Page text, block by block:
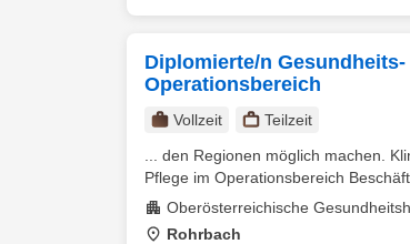
Diplomierte/n
Operationsbereich
Vollzeit
Teilzeit
... den Regionen möglich machen.
Pflege im Operationsbereich
Oberösterreichische
Rohrbach